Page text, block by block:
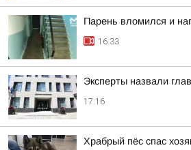
Парень вломился и
16:33
Эксперты назвали
17:16
Храбрый пёс спас